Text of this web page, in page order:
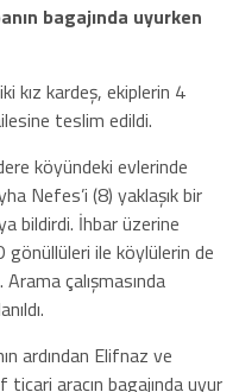
bagajında uyurken
kız kardeş, ekiplerin 4
teslim edildi.
köyündeki evlerinde
Nefes’i (8) yaklaşık bir
bildirdi. İhbar üzerine
gönüllüleri ile köylülerin de
Arama çalışmasında
ardından Elifnaz ve
aracın bagajında uyur